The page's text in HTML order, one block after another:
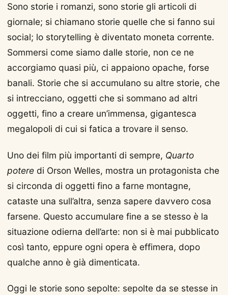
Sono storie i romanzi, sono storie gli articoli di
giornale; si chiamano storie quelle che si fanno sui
social; lo storytelling è diventato moneta corrente.
Sommersi come siamo dalle storie, non ce ne
accorgiamo quasi più, ci appaiono opache, forse
banali. Storie che si accumulano su altre storie, che
si intrecciano, oggetti che si sommano ad altri
oggetti, fino a creare un’immensa, gigantesca
megalopoli di cui si fatica a trovare il senso.
Uno dei film più importanti di sempre, Quarto
potere di Orson Welles, mostra un protagonista che
si circonda di oggetti fino a farne montagne,
cataste una sull’altra, senza sapere davvero cosa
farsene. Questo accumulare fine a se stesso è la
situazione odierna dell’arte: non si è mai pubblicato
così tanto, eppure ogni opera è effimera, dopo
qualche anno è già dimenticata.
Oggi le storie sono sepolte: sepolte da se stesse in